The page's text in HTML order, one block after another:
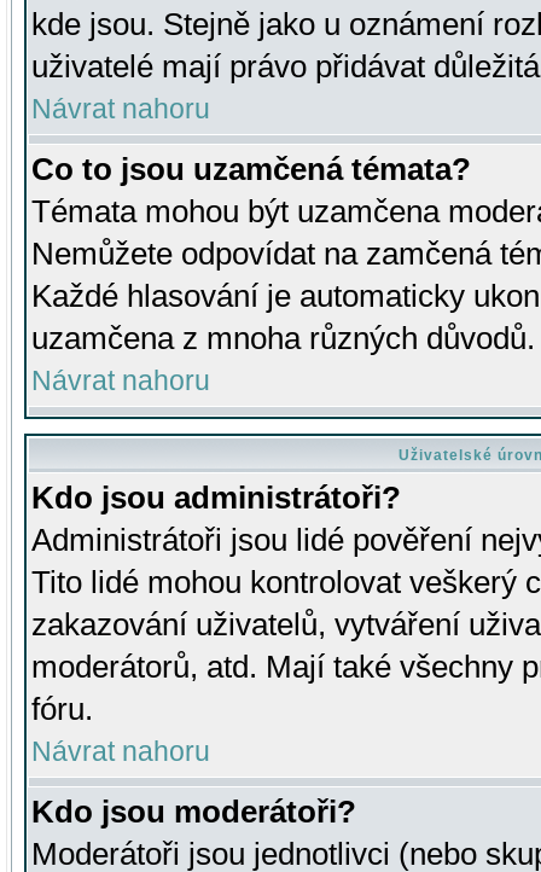
kde jsou. Stejně jako u oznámení
uživatelé mají právo přidávat
Návrat nahoru
Co to jsou uzamčená témata?
Témata mohou být uzamčena
Nemůžete odpovídat na zamčená
Každé hlasování je automaticky
uzamčena z mnoha různých důvodů.
Návrat nahoru
Uživatelské
Kdo jsou administrátoři?
Administrátoři jsou lidé pověření
Tito lidé mohou kontrolovat veškerý
zakazování uživatelů, vytváření
moderátorů, atd. Mají také všechny
fóru.
Návrat nahoru
Kdo jsou moderátoři?
Moderátoři jsou jednotlivci (nebo